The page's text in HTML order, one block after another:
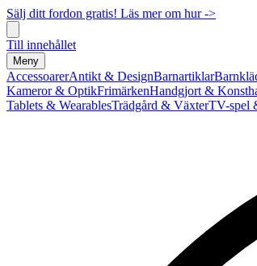
Sälj ditt fordon gratis! Läs mer om hur ->
Till innehållet
Meny
AccessoarerAntikt & DesignBarnartiklar
Kameror & OptikFrimärkenHandgjort &
Tablets & WearablesTrädgård & VäxterTV-spel